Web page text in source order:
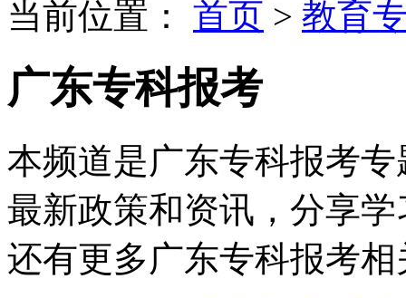
当前位置： 首页 > 教育
广东专科报考
本频道是广东专科报考
最新政策和资讯，分享
还有更多广东专科报考